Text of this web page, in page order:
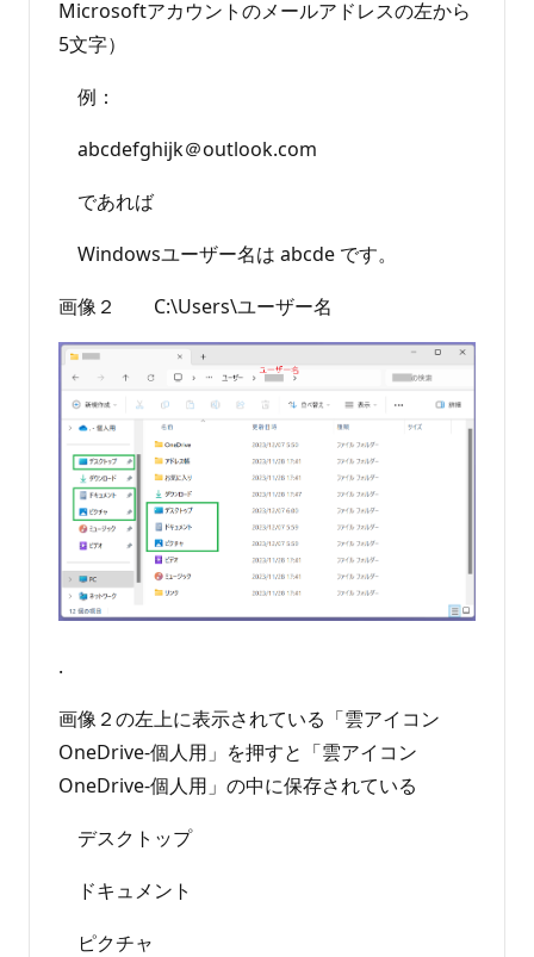
Microsoftアカウントのメールアドレスの左から
5文字）
例：
abcdefghijk＠outlook.com
であれば
Windowsユーザー名は abcde です。
画像２ C:\Users\ユーザー名
.
画像２の左上に表示されている「雲アイコン
OneDrive-個人用」を押すと「雲アイコン
OneDrive-個人用」の中に保存されている
デスクトップ
ドキュメント
ピクチャ